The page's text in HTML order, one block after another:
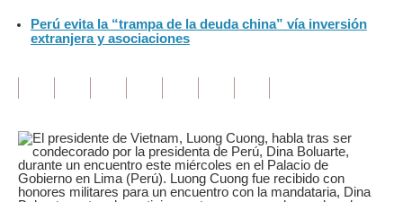
Inmobiliarias
Opinión
Editorial
Pregunta de hoy
Perú evita la “trampa de la deuda china” vía inversión
extranjera y asociaciones